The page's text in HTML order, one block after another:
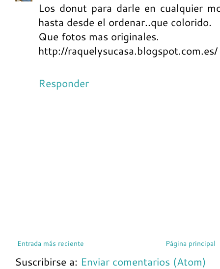
Los donut para darle en cualquier
hasta desde el ordenar..que colorido.
Que fotos mas originales.
http://raquelysucasa.blogspot.com.es/
Responder
Entrada más reciente Página principal
Suscribirse a: Enviar comentarios (Atom)